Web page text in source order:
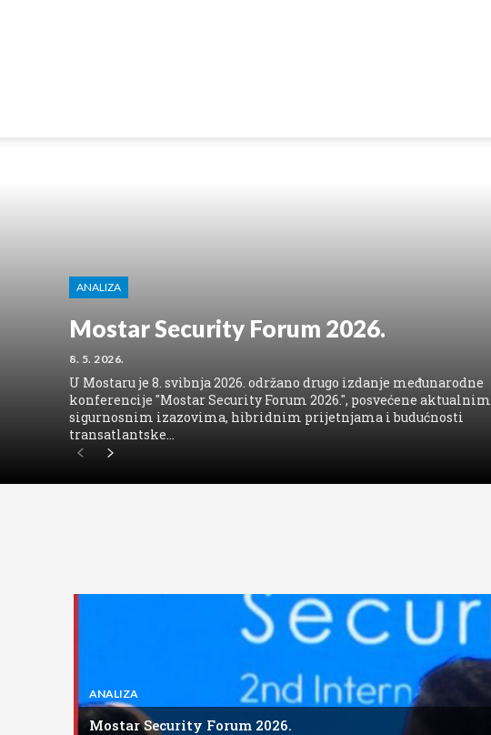
ANALIZA
Mostar Security Forum 2026.
8. 5. 2026.
U Mostaru je 8. svibnja 2026. održano drugo izdanje međunarodne
konferencije "Mostar Security Forum 2026.", posvećene aktualnim
sigurnosnim izazovima, hibridnim prijetnjama i budućnosti
transatlantske...
ANALIZA
Mostar Security Forum 2026.